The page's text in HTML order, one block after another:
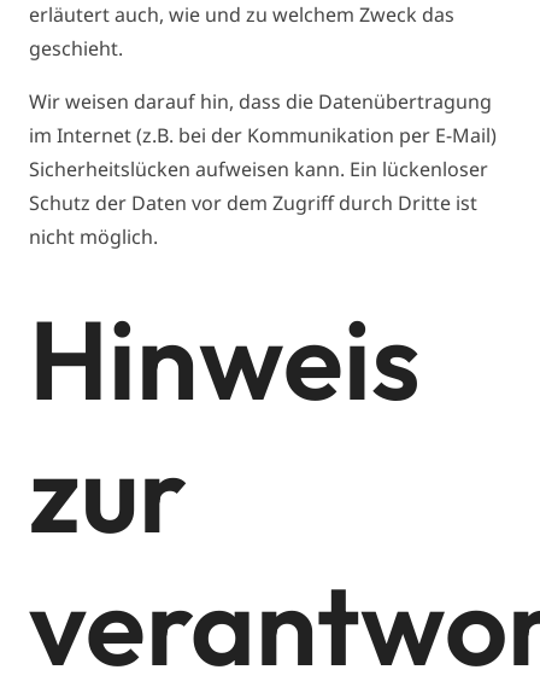
erläutert auch, wie und zu welchem Zweck das
geschieht.
Wir weisen darauf hin, dass die Datenübertragung
im Internet (z.B. bei der Kommunikation per E-Mail)
Sicherheitslücken aufweisen kann. Ein lückenloser
Schutz der Daten vor dem Zugriff durch Dritte ist
nicht möglich.
Hinweis
zur